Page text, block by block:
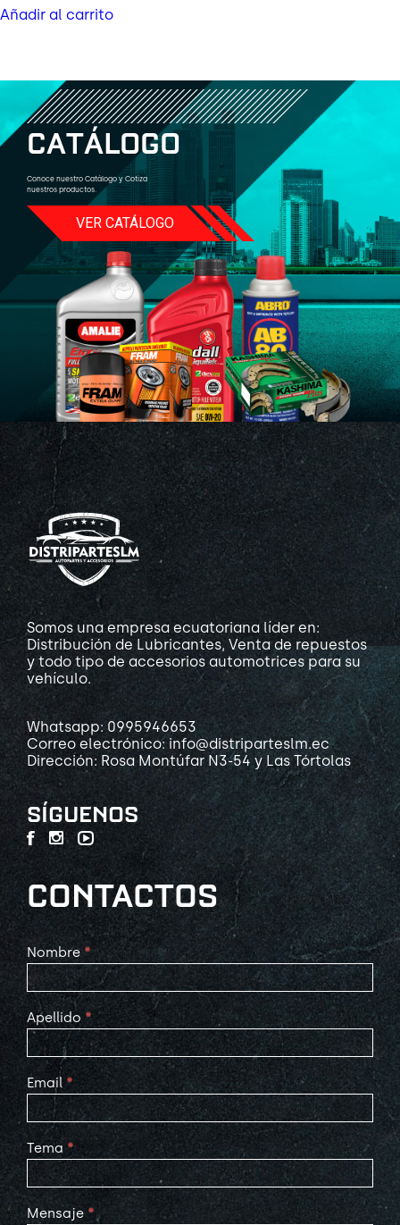
Añadir al carrito
CATÁLOGO
Conoce nuestro Catálogo y Cotiza
nuestros productos.
VER CATÁLOGO
Somos una empresa ecuatoriana líder en:
Distribución de Lubricantes, Venta de repuestos
y todo tipo de accesorios automotrices para su
vehículo.
Whatsapp: 0995946653
Correo electrónico: info@distriparteslm.ec
Dirección: Rosa Montúfar N3-54 y Las Tórtolas
SÍGUENOS
CONTACTOS
Contact
Us
Nombre *
Apellido *
Email *
Tema *
Mensaje *